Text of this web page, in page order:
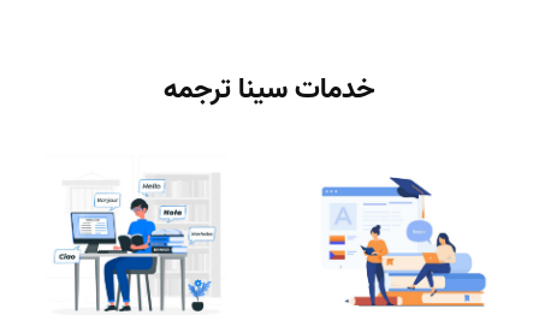
خدمات سینا ترجمه